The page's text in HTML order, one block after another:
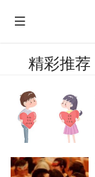
精彩推荐